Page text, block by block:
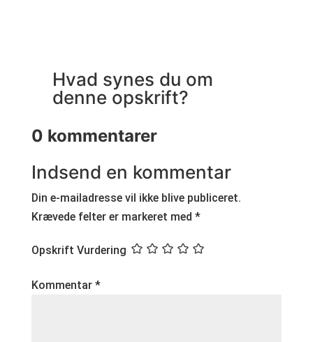
Hvad synes du om
denne opskrift?
0 kommentarer
Indsend en kommentar
Din e-mailadresse vil ikke blive publiceret.
Krævede felter er markeret med *
Opskrift Vurdering
Kommentar *